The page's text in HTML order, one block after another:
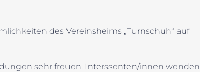
des Vereinsheims „Turnschuh“ auf
sehr freuen. Interssenten/innen wenden